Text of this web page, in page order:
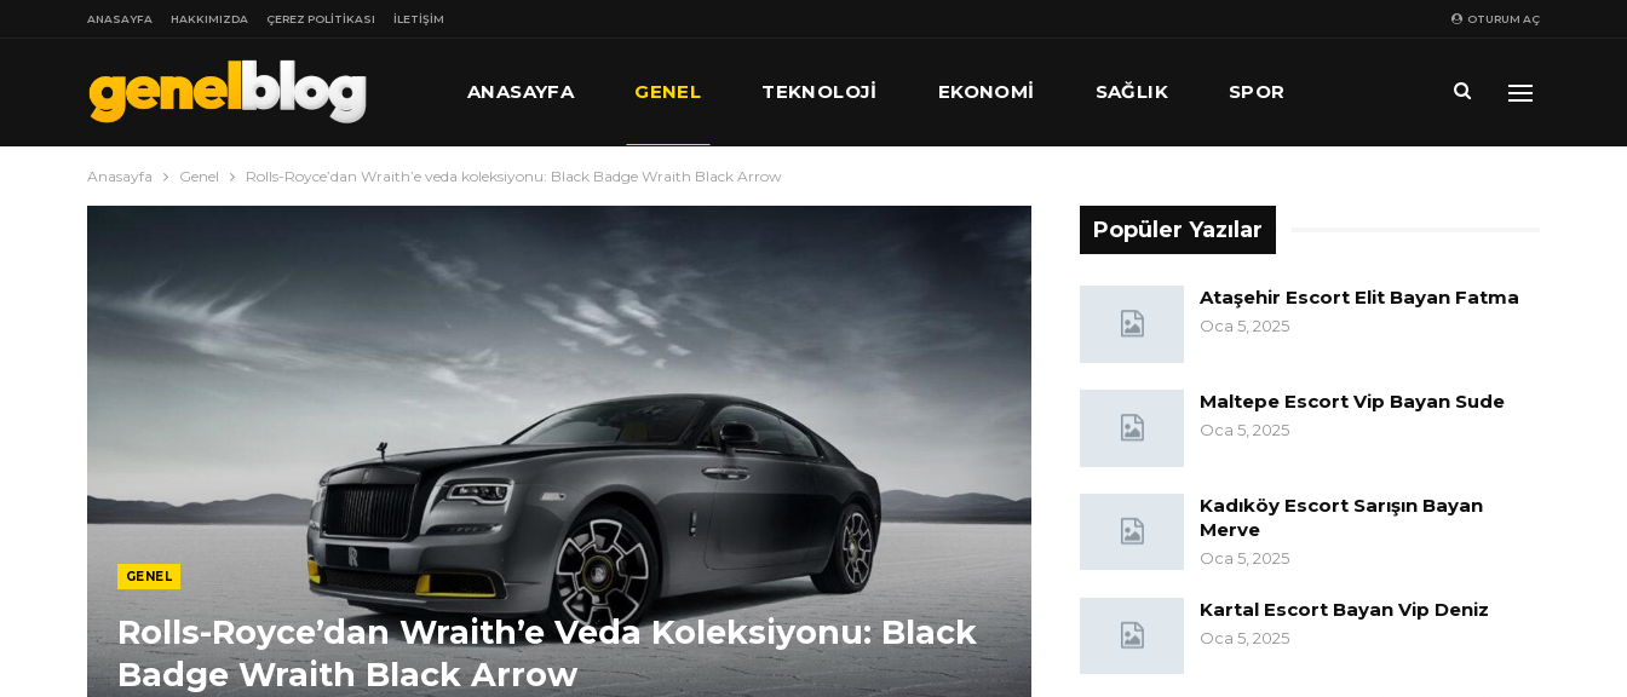
OTURUM AÇ
ANASAYFA HAKKIMIZDA ÇEREZ POLITIKASI İLETIŞIM
ANASAYFA GENEL TEKNOLOJI EKONOMI SAĞLIK SPOR
Anasayfa Genel Rolls-Royce’dan Wraith’e veda koleksiyonu: Black Badge Wraith Black Arrow
GENEL
Rolls-Royce’dan Wraith’e Veda Koleksiyonu: Black
Badge Wraith Black Arrow
Popüler Yazılar
Ataşehir Escort Elit Bayan Fatma
Oca 5, 2025
Maltepe Escort Vip Bayan Sude
Oca 5, 2025
Kadıköy Escort Sarışın Bayan
Merve
Oca 5, 2025
Kartal Escort Bayan Vip Deniz
Oca 5, 2025